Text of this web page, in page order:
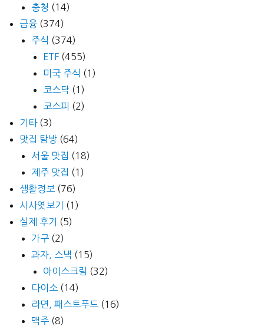
충청 (14)
금융 (374)
주식 (374)
ETF (455)
미국 주식 (1)
코스닥 (1)
코스피 (2)
기타(3)
맛집 탐방 (64)
서울 맛집 (18)
제주 맛집 (1)
생활정보 (76)
시사엿보기
(1)
실제 후기
(5)
가구 (2)
과자, 스낵 (15)
아이스크림 (32)
다이소 (14)
라면, 패스트푸드 (16)
맥주 (8)